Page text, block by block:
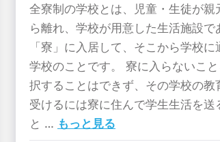
全寮制の学校とは、児童・生徒が親
ら離れ、学校が用意した生活施設で
「寮」に入居して、そこから学校に
学校のことです。 寮に入らないこ
択することはできず、その学校の教
受けるには寮に住んで学生生活を送
と … もっと見る